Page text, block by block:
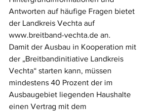
Antworten auf häufige Fragen bietet
der Landkreis Vechta auf
www.breitband-vechta.de an.
Damit der Ausbau in Kooperation mit
der „Breitbandinitiative Landkreis
Vechta“ starten kann, müssen
mindestens 40 Prozent der im
Ausbaugebiet liegenden Haushalte
einen Vertrag mit dem